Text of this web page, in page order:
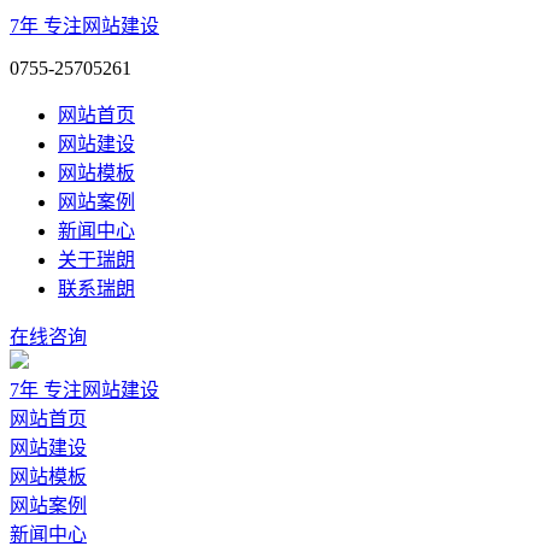
7年 专注网站建设
0755-25705261
网站首页
网站建设
网站模板
网站案例
新闻中心
关于瑞朗
联系瑞朗
在线咨询
7年 专注网站建设
网站首页
网站建设
网站模板
网站案例
新闻中心